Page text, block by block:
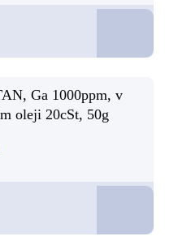
Ga 1000ppm, v
oleji 20cSt, 50g